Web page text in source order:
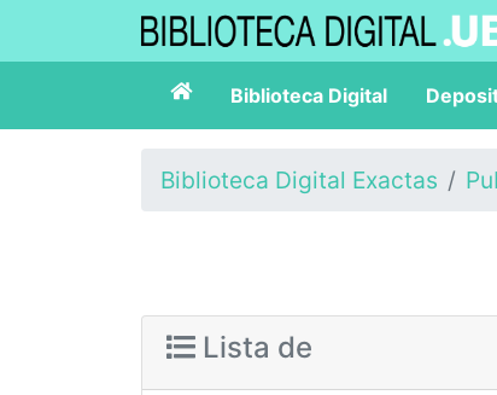
Biblioteca Digital
Biblioteca Digital Exactas
Lista de